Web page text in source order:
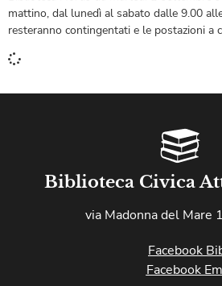
mattino, dal lunedì al sabato dalle 9.00
resteranno contingentati e le postazioni a
Biblioteca Civica
via Madonna del Mare
Facebook
Facebook